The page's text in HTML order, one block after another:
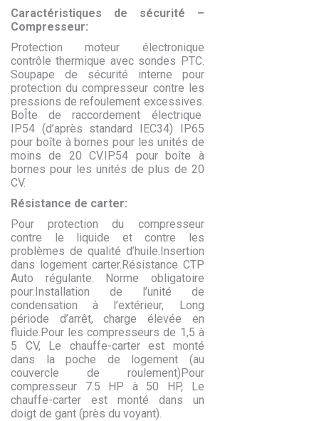
Caractéristiques de sécurité –
Compresseur:
Protection moteur électronique
contrôle thermique avec sondes PTC.
Soupape de sécurité interne pour
protection du compresseur contre les
pressions de refoulement excessives.
BoÎte de raccordement électrique
IP54 (d’après standard IEC34) IP65
pour boîte à bornes pour les unités de
moins de 20 CV.IP54 pour boîte à
bornes pour les unités de plus de 20
CV.
Résistance de carter:
Pour protection du compresseur
contre le liquide et contre les
problèmes de qualité d’huile.Insertion
dans logement carter.Résistance CTP
Auto régulante. Norme obligatoire
pour:Installation de l’unité de
condensation à l’extérieur, Long
période d’arrêt, charge élevée en
fluide.Pour les compresseurs de 1,5 à
5 CV, Le chauffe-carter est monté
dans la poche de logement (au
couvercle de roulement)Pour
compresseur 7.5 HP à 50 HP, Le
chauffe-carter est monté dans un
doigt de gant (près du voyant).